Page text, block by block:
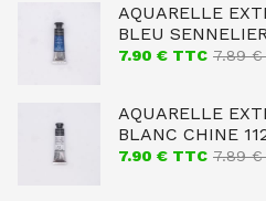
AQUARELLE
BLEU SENNELIER
7.90 € TTC 7.89€
AQUARELLE
BLANC CHINE
7.90 € TTC 7.89€